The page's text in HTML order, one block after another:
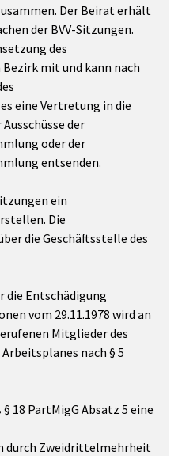
Der Beirat erhält
der BVV-Sitzungen.
des
mit und kann nach
eine Vertretung in die
der
oder der
entsenden.
ein
Die
die Geschäftsstelle des
die Entschädigung
vom 29.11.1978 wird an
Mitglieder des
nach § 5
18 PartMigG Absatz 5 eine
durch Zweidrittelmehrheit